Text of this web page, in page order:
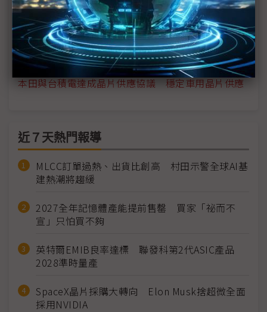
台積電扭轉車鏈遊戲規則 車廠直接下單、包產能
車用半導體違約才去、新單就來？
本田與台積電達成晶片供應協議 穩定車用晶片供應
近７天熱門報導
MLCC訂單過熱、出貨比創高 村田示警全球AI基
建熱潮將趨緩
2027全年記憶體產能提前售罄 買家「祕而不
宣」只怕買不夠
英特爾EMIB良率達標 聯發科第2代ASIC產品
2028準時量產
SpaceX晶片採購大轉向 Elon Musk捨超微全面
採用NVIDIA